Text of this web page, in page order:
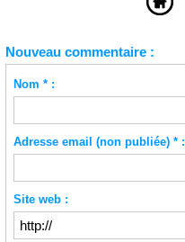
Nouveau commentaire :
Nom * :
Adresse email (non publiée) * :
Site web :